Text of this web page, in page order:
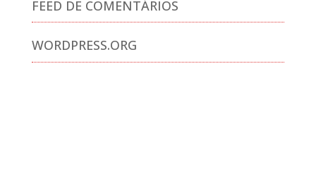
FEED DE COMENTÁRIOS
WORDPRESS.ORG